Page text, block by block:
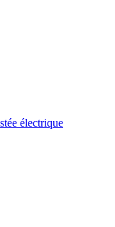
électrique